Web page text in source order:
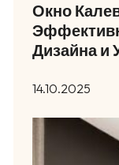
Окно
Дизайна и
14.10.2025